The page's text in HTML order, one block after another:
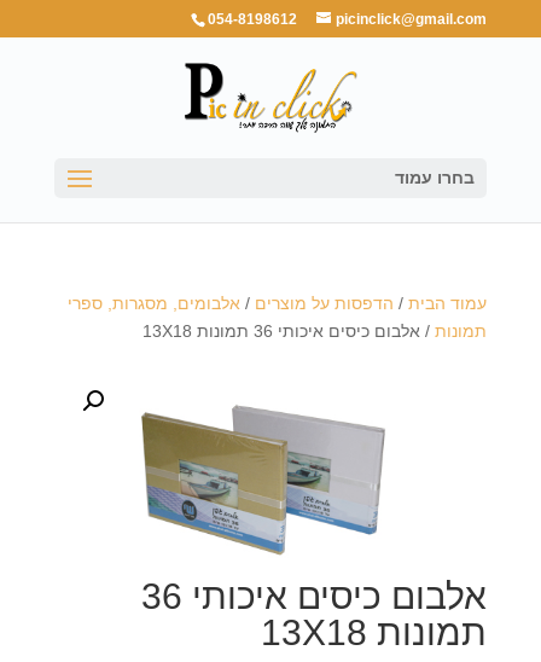
054-8198612 picinclick@gmail.com
בחרו עמוד
עמוד הבית/ הדפסות על מוצרים / אלבומים, מסגרות, ספרי
תמונות/ אלבום כיסים איכותי 36 תמונות 13X18
אלבום כיסים איכותי 36
תמונות 13X18